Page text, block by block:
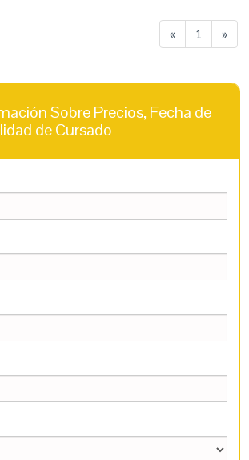
« 1 »
Sobre Precios, Fecha de
de Cursado